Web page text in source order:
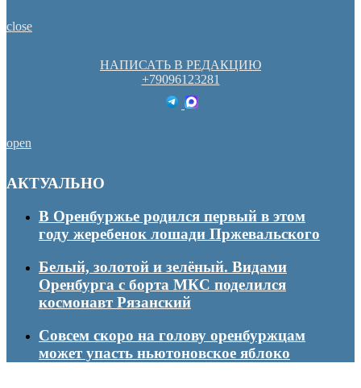
close
НАПИСАТЬ В РЕДАКЦИЮ
+79096123281
open
АКТУАЛЬНО
В Оренбуржье родился первый в этом
году жеребенок лошади Пржевальского
Белый, золотой и зелёный. Видами
Оренбурга с борта МКС поделился
космонавт Рязанский
Совсем скоро на голову оренбуржцам
может упасть ньютоновское яблоко